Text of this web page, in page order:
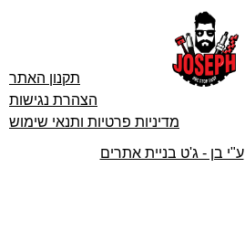
תקנון האתר
הצהרת נגישות
מדיניות פרטיות ותנאי שימוש
ע"י בן - ג'ט בניית אתרים